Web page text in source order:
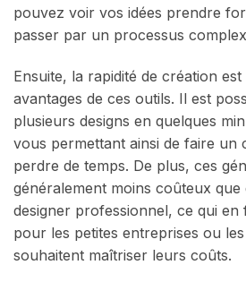
pouvez voir vos idées prendre
passer par un processus
Ensuite, la rapidité de création
avantages de ces outils. Il est
plusieurs designs en quelques
vous permettant ainsi de faire un
perdre de temps. De plus, ces
généralement moins coûteux
designer professionnel, ce qui en
pour les petites entreprises ou
souhaitent maîtriser leurs coûts.